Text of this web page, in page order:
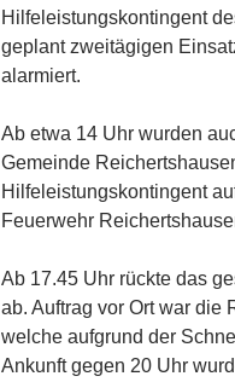
Hilfeleistungskontingent
geplant zweitägigen
alarmiert.
Ab etwa 14 Uhr wurden
Gemeinde
Hilfeleistungskontingent
Feuerwehr
Ab 17.45 Uhr rückte das
ab. Auftrag vor Ort war die
welche aufgrund der
Ankunft gegen 20 Uhr